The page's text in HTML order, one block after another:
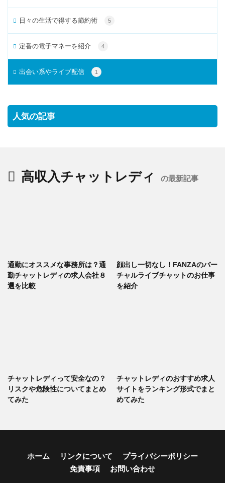
日々の生活で得する節約術 5
定番の電子マネーを紹介 4
出会い系やライブ配信 1
人気の記事
高収入チャットレディ の最新記事
通勤にオススメな事務所は？通
勤チャットレディの求人会社８
選を比較
顔出し一切なし！FANZAのバー
チャルライブチャットのお仕事
を紹介
チャットレディって安全なの？
リスクや危険性についてまとめ
てみた
チャットレディのおすすめ求人
サイトをランキング形式でまと
めてみた
ホーム リンクについて
プライバシーポリシー
免責事項
お問い合わせ